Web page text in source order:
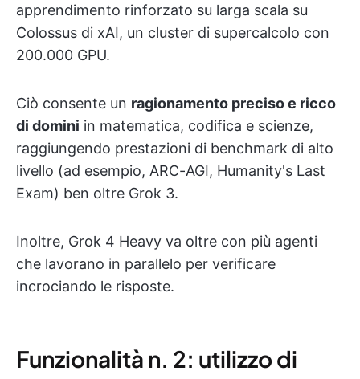
apprendimento rinforzato su larga scala su
Colossus di xAI, un cluster di supercalcolo con
200.000 GPU.
Ciò consente un ragionamento preciso e ricco
di domini in matematica, codifica e scienze,
raggiungendo prestazioni di benchmark di alto
livello (ad esempio, ARC-AGI, Humanity's Last
Exam) ben oltre Grok 3.
Inoltre, Grok 4 Heavy va oltre con più agenti
che lavorano in parallelo per verificare
incrociando le risposte.
Funzionalità n. 2: utilizzo di